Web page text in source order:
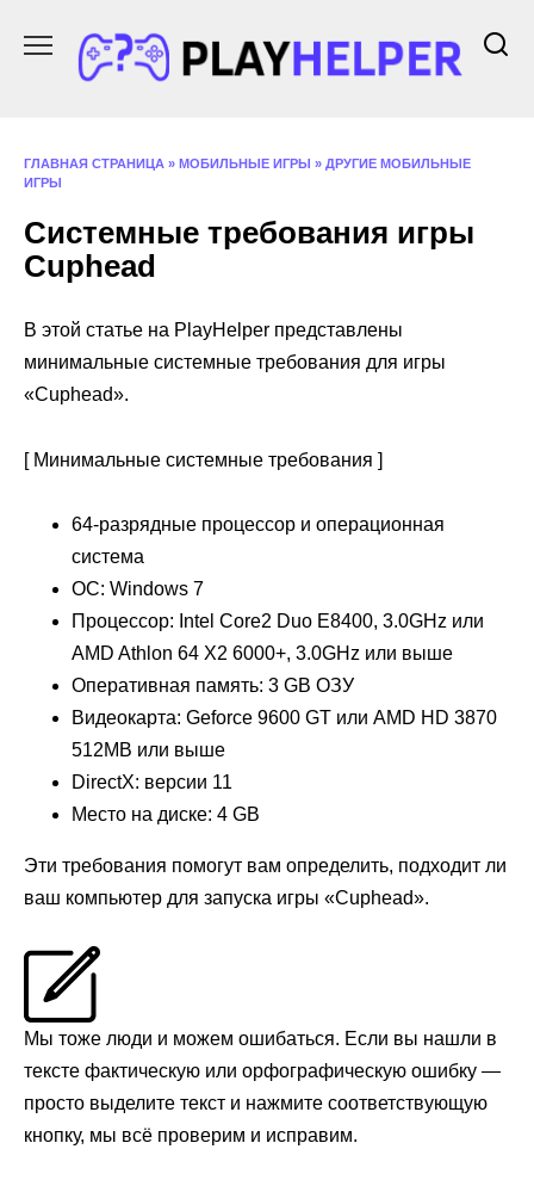
содержанию
ГЛАВНАЯ СТРАНИЦА » МОБИЛЬНЫЕ ИГРЫ » ДРУГИЕ МОБИЛЬНЫЕ
ИГРЫ
Системные требования игры
Cuphead
В этой статье на PlayHelper представлены
минимальные системные требования для игры
«Cuphead».
[ Минимальные системные требования ]
64-разрядные процессор и операционная
система
ОС: Windows 7
Процессор: Intel Core2 Duo E8400, 3.0GHz или
AMD Athlon 64 X2 6000+, 3.0GHz или выше
Оперативная память: 3 GB ОЗУ
Видеокарта: Geforce 9600 GT или AMD HD 3870
512MB или выше
DirectX: версии 11
Место на диске: 4 GB
Эти требования помогут вам определить, подходит ли
ваш компьютер для запуска игры «Cuphead».
Мы тоже люди и можем ошибаться. Если вы нашли в
тексте фактическую или орфографическую ошибку —
просто выделите текст и нажмите соответствующую
кнопку, мы всё проверим и исправим.